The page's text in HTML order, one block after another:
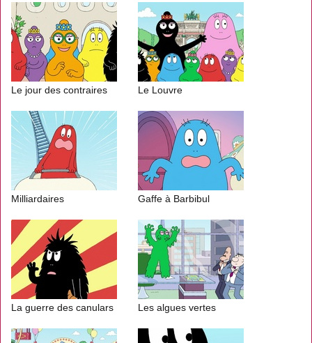
Le jour des contraires Le Louvre
Milliardaires Gaffe à Barbibul
La guerre des canulars Les algues vertes